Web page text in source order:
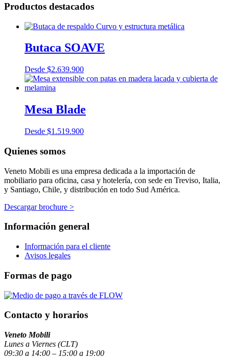
Productos destacados
Butaca SOAVE
Desde $2.639.900
Mesa Blade
Desde $1.519.900
Quienes somos
Veneto Mobili es una empresa dedicada a la importación de
mobiliario para oficina, casa y hotelería, con sede en Treviso, Italia,
y Santiago, Chile, y distribución en todo Sud América.
Descargar brochure >
Información general
Información para el cliente
Avisos legales
Formas de pago
Contacto y horarios
Veneto Mobili
Lunes a Viernes (CLT)
09:30 a 14:00 – 15:00 a 19:00